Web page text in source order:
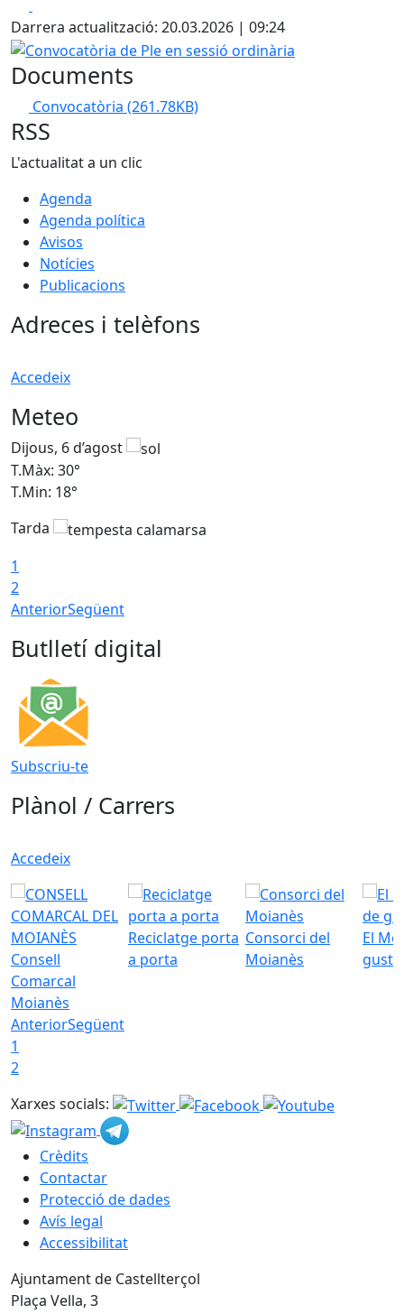
Darrera actualització: 20.03.2026 | 09:24
Convocatòria de Ple en sessió ordinària
Documents
Convocatòria (261.78KB)
RSS
L'actualitat a un clic
Agenda
Agenda política
Avisos
Notícies
Publicacions
Adreces i telèfons
Accedeix
Meteo
Dijous, 6 d’agost
T.Màx: 30°
T.Min: 18°
Tarda
1
2
AnteriorSegüent
Butlletí digital
Subscriu-te
Plànol / Carrers
Accedeix
Consell
Comarcal
Moianès
Reciclatge porta
a porta
Consorci del
Moianès
El
gust
AnteriorSegüent
1
2
Xarxes socials:
Crèdits
Contactar
Protecció de dades
Avís legal
Accessibilitat
Ajuntament de Castellterçol
Plaça Vella, 3